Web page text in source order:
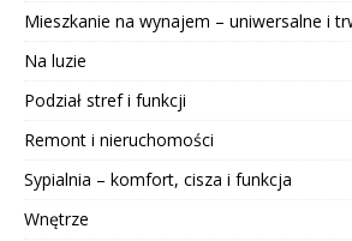
Mieszkanie na wynajem – uniwersalne i
Na luzie
Podział stref i funkcji
Remont i nieruchomości
Sypialnia – komfort, cisza i funkcja
Wnętrze